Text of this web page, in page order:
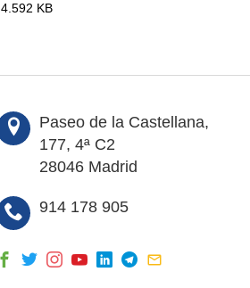
4.592 KB
Paseo de la Castellana,
177, 4ª C2
28046 Madrid
914 178 905